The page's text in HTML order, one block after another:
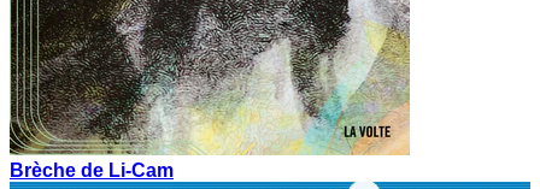
Brèche de Li-Cam